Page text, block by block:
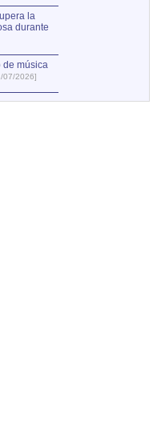
la
durante
de música
07/2026]